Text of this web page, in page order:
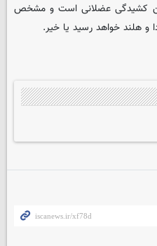
کشیدگی عضلانی است و مشخص
و هلند خواهد رسید یا خیر.